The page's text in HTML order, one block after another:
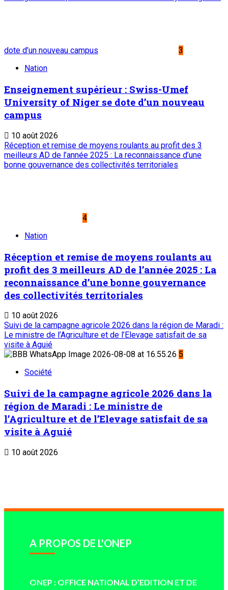
dote d’un nouveau campus
3
Nation
Enseignement supérieur : Swiss-Umef
University of Niger se dote d’un nouveau
campus
10 août 2026
Réception et remise de moyens roulants au profit des 3
meilleurs AD de l’année 2025 : La reconnaissance d’une
bonne gouvernance des collectivités territoriales
4
Nation
Réception et remise de moyens roulants au
profit des 3 meilleurs AD de l’année 2025 : La
reconnaissance d’une bonne gouvernance
des collectivités territoriales
10 août 2026
Suivi de la campagne agricole 2026 dans la région de Maradi :
Le ministre de l’Agriculture et de l’Elevage satisfait de sa
visite à Aguié
5
Société
Suivi de la campagne agricole 2026 dans la
région de Maradi : Le ministre de
l’Agriculture et de l’Elevage satisfait de sa
visite à Aguié
10 août 2026
A PROPOS DE L'ONEP
ONEP : OFFICE NATIONAL D’EDITION ET DE